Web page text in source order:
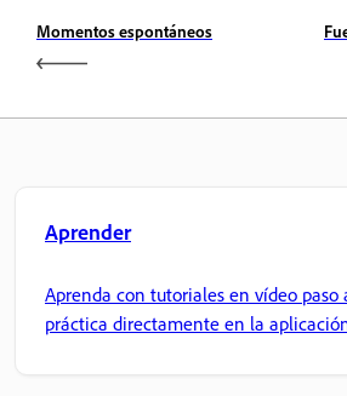
Momentos espontáneos
Aprender
Aprenda con tutoriales en vídeo paso
práctica directamente en la